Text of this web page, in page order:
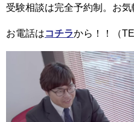
受験相談は完全予約制。お気
お電話はコチラから！！（